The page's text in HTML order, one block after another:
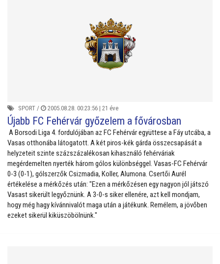
SPORT / 2005.08.28. 00:23:56 | 21 éve
Újabb FC Fehérvár győzelem a fővárosban
A Borsodi Liga 4. fordulójában az FC Fehérvár együttese a Fáy utcába, a
Vasas otthonába látogatott. A két piros-kék gárda összecsapását a
helyzeteit szinte százszázalékosan kihasználó fehérváriak
megérdemelten nyerték három gólos különbséggel. Vasas-FC Fehérvár
0-3 (0-1), gólszerzők Csizmadia, Koller, Alumona. Csertői Aurél
értékelése a mérkőzés után: "Ezen a mérkőzésen egy nagyon jól játszó
Vasast sikerült legyőznünk. A 3-0-s siker ellenére, azt kell mondjam,
hogy még hagy kívánnivalót maga után a játékunk. Remélem, a jövőben
ezeket sikerül kiküszöbölnünk."